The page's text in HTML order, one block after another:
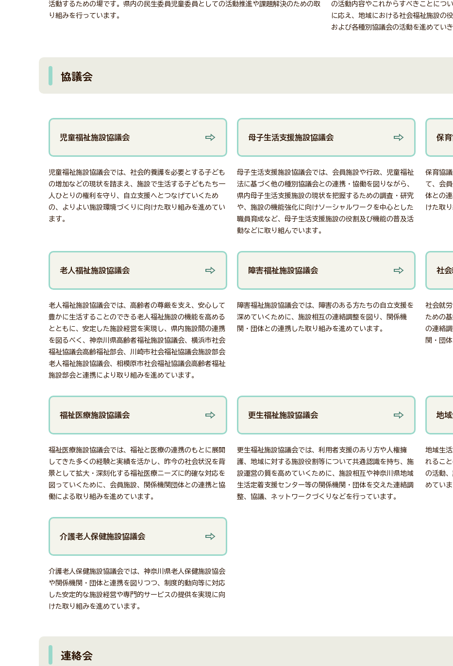
活動するための場です。県内の民生委員児童委員としての活動推進や課題解決のための取
り組みを行っています。
の活動内容やこれからすべきことにつ
に応え、地域における社会福祉施設の
および各種別協議会の活動を進めていき
協議会
児童福祉施設協議会
児童福祉施設協議会では、社会的養護を必要とする子ども
の増加などの現状を踏まえ、施設で生活する子どもたち一
人ひとりの権利を守り、自立支援へとつなげていくため
の、よりよい施設環境づくりに向けた取り組みを進めてい
ます。
母子生活支援施設協議会
母子生活支援施設協議会では、会員施設や行政、児童福祉
法に基づく他の種別協議会との連携・協働を図りながら、
県内母子生活支援施設の現状を把握するための調査・研究
や、施設の機能強化に向けソーシャルワークを中心とした
職員育成など、母子生活支援施設の役割及び機能の普及活
動などに取り組んでいます。
保
保育協
て、会
体との
けた取
老人福祉施設協議会
老人福祉施設協議会では、高齢者の尊厳を支え、安心して
豊かに生活することのできる老人福祉施設の機能を高める
とともに、安定した施設経営を実現し、県内施設間の連携
を図るべく、神奈川県高齢者福祉施設協議会、横浜市社会
福祉協議会高齢福祉部会、川崎市社会福祉協議会施設部会
老人福祉施設協議会、相模原市社会福祉協議会高齢者福祉
施設部会と連携により取り組みを進めています。
障害福祉施設協議会
障害福祉施設協議会では、障害のある方たちの自立支援を
深めていくために、施設相互の連絡調整を図り、関係機
関・団体との連携した取り組みを進めています。
社
社会就
ための
の連絡
関・団
福祉医療施設協議会
福祉医療施設協議会では、福祉と医療の連携のもとに展開
してきた多くの経験と実績を活かし、昨今の社会状況を背
景として拡大・深刻化する福祉医療ニーズに的確な対応を
図っていくために、会員施設、関係機関団体との連携と協
働による取り組みを進めています。
更生福祉施設協議会
更生福祉施設協議会では、利用者支援のあり方や人権擁
護、地域に対する施設役割等について共通認識を持ち、施
設運営の質を高めていくために、施設相互や神奈川県地域
生活定着支援センター等の関係機関・団体を交えた連絡調
整、協議、ネットワークづくりなどを行っています。
地
地域生
れるこ
の活動
めていま
介護老人保健施設協議会
介護老人保健施設協議会では、神奈川県老人保健施設協会
や関係機関・団体と連携を図りつつ、制度的動向等に対応
した安定的な施設経営や専門的サービスの提供を実現に向
けた取り組みを進めています。
連絡会